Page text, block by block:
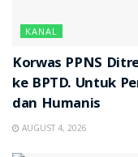
KANAL
Korwas PPNS
ke BPTD. Untuk
dan Humanis
AUGUST 4, 2026